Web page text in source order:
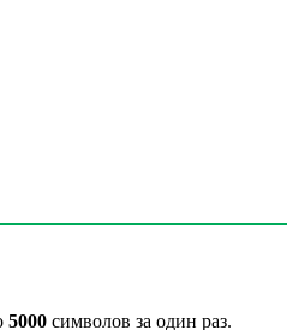
5000 символов за один раз.